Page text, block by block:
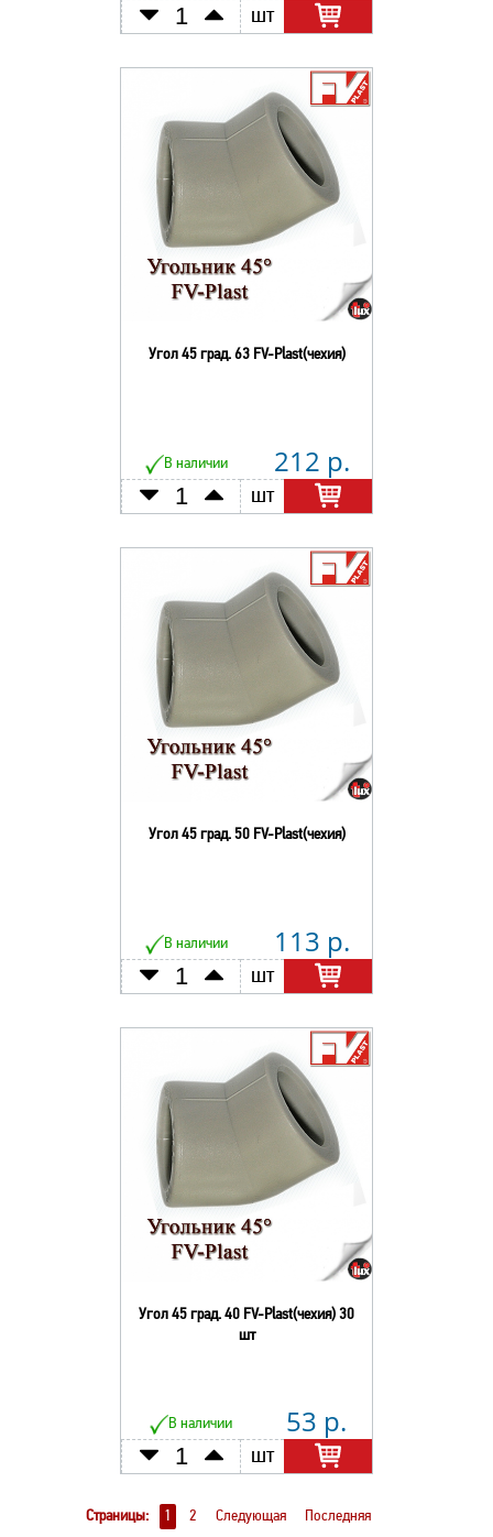
шт
Угол 45 град. 63 FV-Plast(чехия)
В наличии 212 р.
шт
Угол 45 град. 50 FV-Plast(чехия)
В наличии 113 р.
шт
Угол 45 град. 40 FV-Plast(чехия) 30
шт
В наличии 53 р.
шт
Страницы: 1 2 Следующая Последняя